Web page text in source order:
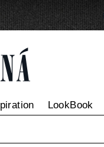
LookBook